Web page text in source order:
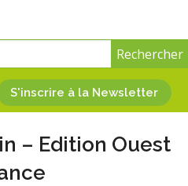
S'inscrire à la Newsletter
– Edition Ouest